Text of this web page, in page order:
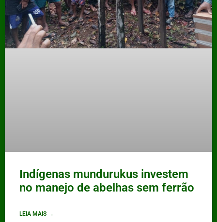
Indígenas mundurukus investem
no manejo de abelhas sem ferrão
LEIA MAIS →